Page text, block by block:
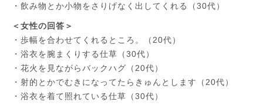
・飲み物とか小物をさりげなく出してくれる（30代）
＜女性の回答＞
・歩幅を合わせてくれるところ。（20代）
・浴衣を腕まくりする仕草（30代）
・花火を見ながらバックハグ（20代）
・射的とかでむきになってたらきゅんとします（20代）
・浴衣を着て照れている仕草（30代）